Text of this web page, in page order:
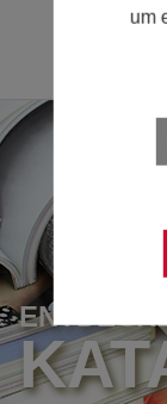
um